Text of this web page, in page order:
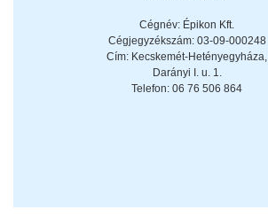
Cégnév: Épikon Kft.
Cégjegyzékszám: 03-09-000248
Cím: Kecskemét-Hetényegyháza,
Darányi I. u. 1.
Telefon: 06 76 506 864